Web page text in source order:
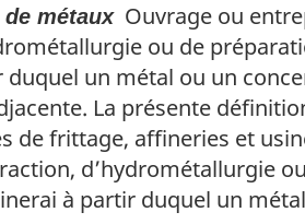
métauxOuvrage ou
ou de
duquel un métal ou un
La présente
de frittage, affineries et
d’hydrométallurgie
à partir duquel un